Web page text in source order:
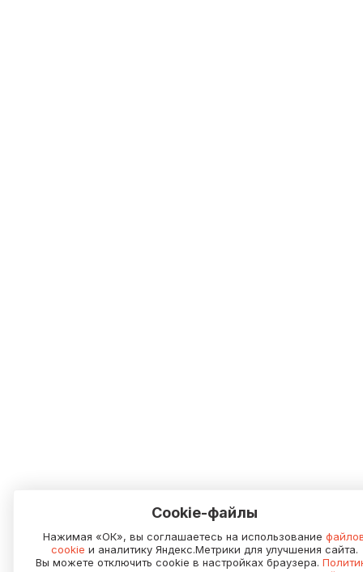
Cookie-файлы
Нажимая «ОК», вы соглашаетесь на использование
cookie и аналитику Яндекс.Метрики для улучшения сайта.
Вы можете отключить cookie в настройках браузера.